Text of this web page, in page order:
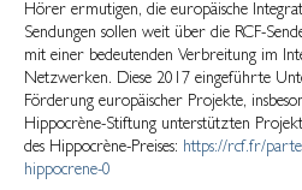
Hörer ermutigen, die europäische
Sendungen sollen weit über die RCF-
mit einer bedeutenden Verbreitung im
Netzwerken. Diese 2017 eingeführte
Förderung europäischer Projekte,
Hippocrène-Stiftung unterstützten
des Hippocrène-Preises: https://rcf.fr/
hippocrene-0